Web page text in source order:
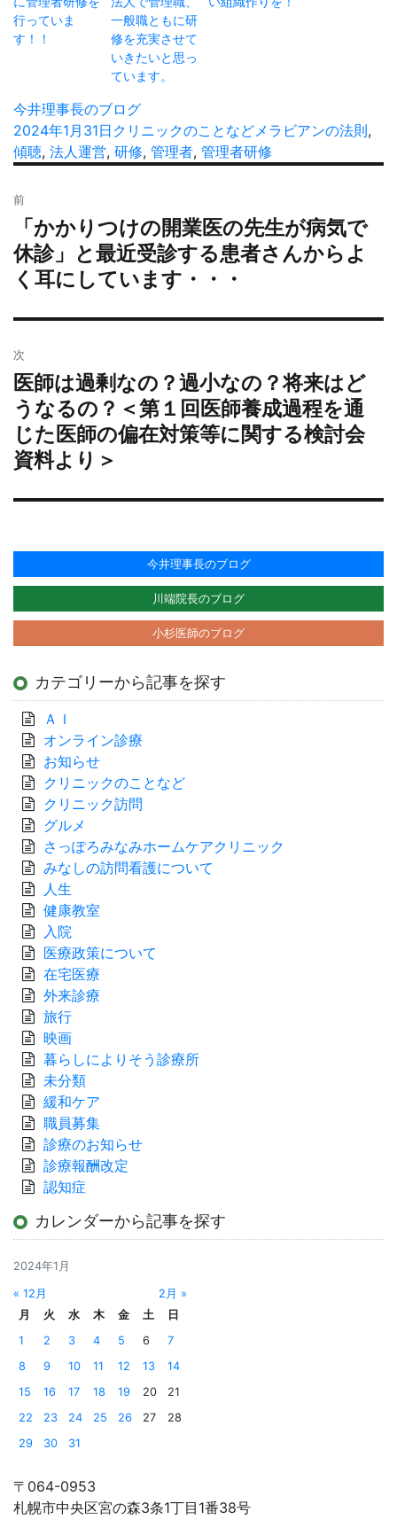
行っていま
す！！
一般職ともに研
修を充実させて
いきたいと思っ
ています。
投
稿
者
今井理事長のブログ
投
稿
2024年1月31日 カ
テ
ー
クリニックのことなど タ
グ
メラビアンの法則,
傾聴, 法人運営, 研修, 管理者, 管理者研修
稿
ナ
ビ
ゲ
シ
ョ
ン
前
過
去
の
投
「かかりつけの開業医の先生が病気で
休診」と最近受診する患者さんからよ
く耳にしています・・・
次
次
の
投
稿:
医師は過剰なの？過小なの？将来はど
うなるの？＜第１回医師養成過程を通
じた医師の偏在対策等に関する検討会
資料より＞
今井理事長のブログ
川端院長のブログ
小杉医師のブログ
カテゴリーから記事を探す
ＡＩ
オンライン診療
お知らせ
クリニックのことなど
クリニック訪問
グルメ
さっぽろみなみホームケアクリニック
みなしの訪問看護について
人生
健康教室
入院
医療政策について
在宅医療
外来診療
旅行
映画
暮らしによりそう診療所
未分類
緩和ケア
職員募集
診療のお知らせ
診療報酬改定
認知症
カレンダーから記事を探す
2024年1月
« 12月
2月 »
月
火 水 木 金 土
日
1
2 3 4 5 6
7
8
9 10 11 12 13
14
15
16 17 18 19 20
21
22
23 24 25 26 27
28
29
30 31
〒064-0953
札幌市中央区宮の森3条1丁目1番38号